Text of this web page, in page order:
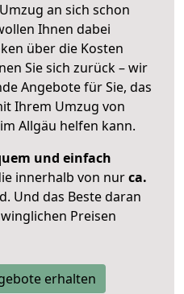
an sich schon
Ihnen dabei
über die Kosten
Sie sich zurück – wir
Angebote für Sie, das
Ihrem Umzug von
Allgäu helfen kann.
und einfach
innerhalb von nurca.
Und das Beste daran
Preisen
erhalten